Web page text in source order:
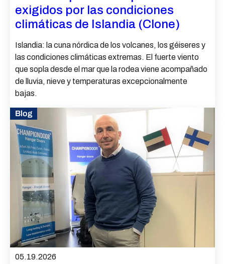
exigidos por las condiciones
climáticas de Islandia (Clone)
Islandia: la cuna nórdica de los volcanes, los géiseres y
las condiciones climáticas extremas. El fuerte viento
que sopla desde el mar que la rodea viene acompañado
de lluvia, nieve y temperaturas excepcionalmente
bajas.
05.19.2026
Blog